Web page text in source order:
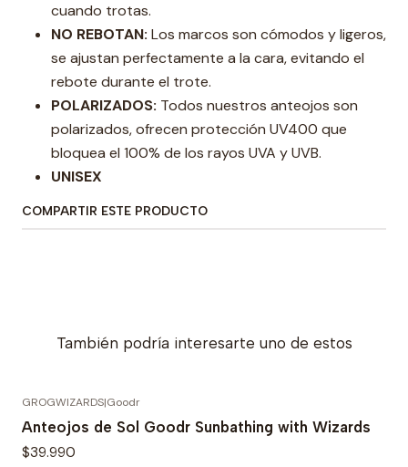
cuando trotas.
NO REBOTAN: Los marcos son cómodos y ligeros,
se ajustan perfectamente a la cara, evitando el
rebote durante el trote.
POLARIZADOS: Todos nuestros anteojos son
polarizados, ofrecen protección UV400 que
bloquea el 100% de los rayos UVA y UVB.
UNISEX
COMPARTIR ESTE PRODUCTO
También podría interesarte uno de estos
GROGWIZARDS|Goodr
Anteojos de Sol Goodr Sunbathing with Wizards
$39.990